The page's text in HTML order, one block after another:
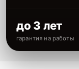
до 3 лет
гарантия на работы